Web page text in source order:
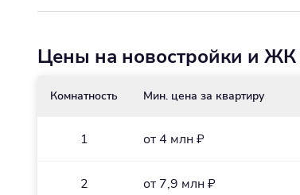
Цены на новостройки и ЖК
Комнатность Мин. цена за квартиру
1 от 4 млн ₽
2 от 7,9 млн ₽